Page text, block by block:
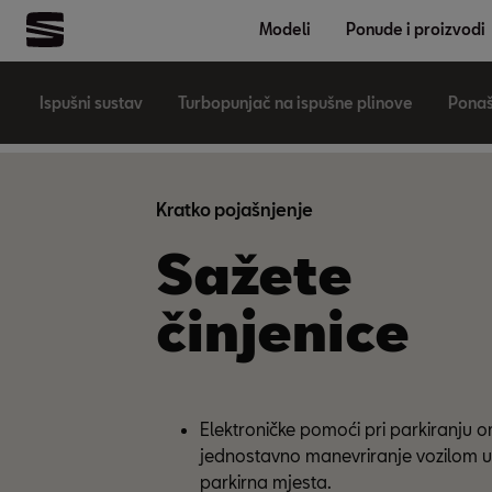
Modeli Ponude i proizvodi
Ispušni sustav Turbopunjač na ispušne plinove
Kratko pojašnjenje
Sažete
činjenice
Elektroničke pomoći pri parkiranju
jednostavno manevriranje vozilom
parkirna mjesta.